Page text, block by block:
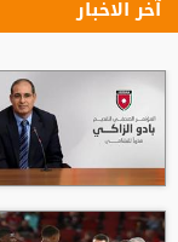
آخر الاخبار